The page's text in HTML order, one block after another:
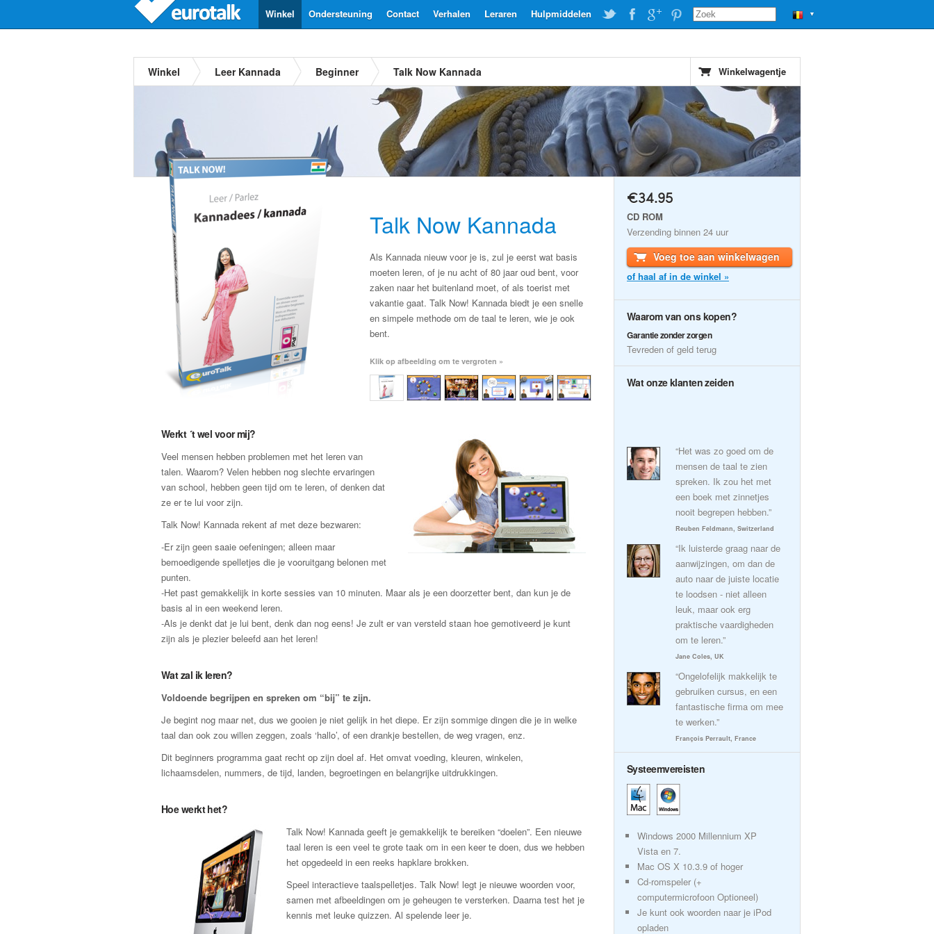
▼
Hulpmiddelen
Leraren
Verhalen
Contact
Ondersteuning
Winkel
Winkel Leer Kannada Beginner Talk Now Kannada Winkelwagentje
Talk Now Kannada
Als Kannada nieuw voor je is, zul je eerst wat basis
moeten leren, of je nu acht of 80 jaar oud bent, voor
zaken naar het buitenland moet, of als toerist met
vakantie gaat. Talk Now! Kannada biedt je een snelle
en simpele methode om de taal te leren, wie je ook
bent.
Klik op afbeelding om te vergroten »
Werkt ´t wel voor mij?
Veel mensen hebben problemen met het leren van
talen. Waarom? Velen hebben nog slechte ervaringen
van school, hebben geen tijd om te leren, of denken dat
ze er te lui voor zijn.
Talk Now! Kannada rekent af met deze bezwaren:
-Er zijn geen saaie oefeningen; alleen maar
bemoedigende spelletjes die je vooruitgang belonen met
punten.
-Het past gemakkelijk in korte sessies van 10 minuten. Maar als je een doorzetter bent, dan kun je de
basis al in een weekend leren.
-Als je denkt dat je lui bent, denk dan nog eens! Je zult er van versteld staan hoe gemotiveerd je kunt
zijn als je plezier beleefd aan het leren!
Wat zal ik leren?
Voldoende begrijpen en spreken om “bij” te zijn.
Je begint nog maar net, dus we gooien je niet gelijk in het diepe. Er zijn sommige dingen die je in welke
taal dan ook zou willen zeggen, zoals ‘hallo’, of een drankje bestellen, de weg vragen, enz.
Dit beginners programma gaat recht op zijn doel af. Het omvat voeding, kleuren, winkelen,
lichaamsdelen, nummers, de tijd, landen, begroetingen en belangrijke uitdrukkingen.
Hoe werkt het?
Talk Now! Kannada geeft je gemakkelijk te bereiken “doelen”. Een nieuwe
taal leren is een veel te grote taak om in een keer te doen, dus we hebben
het opgedeeld in een reeks hapklare brokken.
Speel interactieve taalspelletjes. Talk Now! legt je nieuwe woorden voor,
samen met afbeeldingen om je geheugen te versterken. Daarna test het je
kennis met leuke quizzen. Al spelende leer je.
€34.95
CD ROM
Verzending binnen 24 uur
Voeg toe aan winkelwagen
of haal af in de winkel »
Waarom van ons kopen?
Garantie zonder zorgen
Tevreden of geld terug
Wat onze klanten zeiden
“Het was zo goed om de
mensen de taal te zien
spreken. Ik zou het met
een boek met zinnetjes
nooit begrepen hebben.”
Reuben Feldmann, Switzerland
“Ik luisterde graag naar de
aanwijzingen, om dan de
auto naar de juiste locatie
te loodsen - niet alleen
leuk, maar ook erg
praktische vaardigheden
om te leren.”
Jane Coles, UK
“Ongelofelijk makkelijk te
gebruiken cursus, en een
fantastische firma om mee
te werken.”
François Perrault, France
Systeemvereisten
Windows 2000 Millennium XP
Vista en 7.
Mac OS X 10.3.9 of hoger
Cd-romspeler (+
computermicrofoon Optioneel)
Je kunt ook woorden naar je iPod
opladen